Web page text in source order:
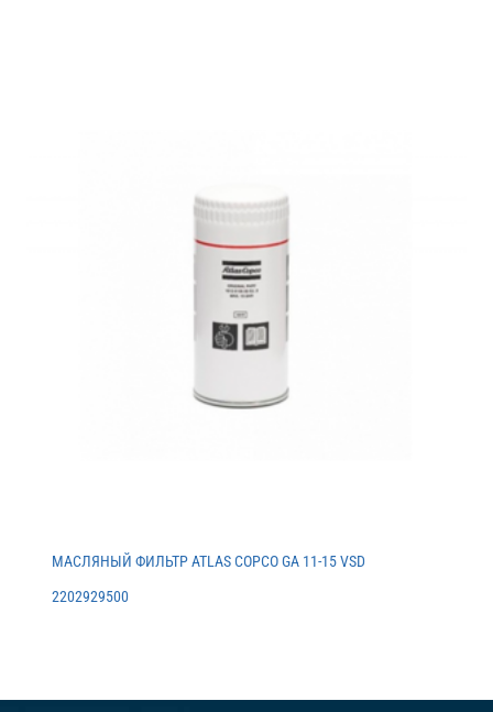
МАСЛЯНЫЙ ФИЛЬТР ATLAS COPCO GA 11-15 VSD
2202929500